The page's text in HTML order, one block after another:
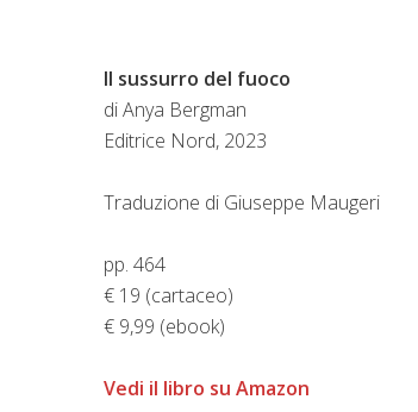
Il sussurro del fuoco
di Anya Bergman
Editrice Nord, 2023
Traduzione di Giuseppe Maugeri
pp. 464
€ 19 (cartaceo)
€ 9,99 (ebook)
Vedi il libro su Amazon